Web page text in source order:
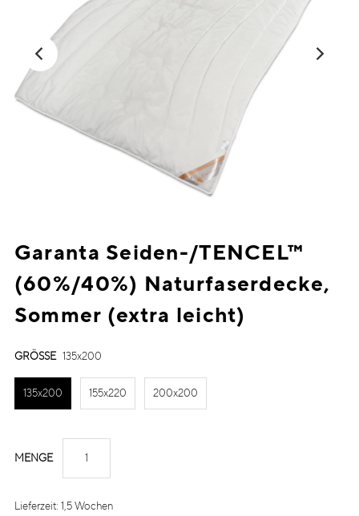
Garanta Seiden-/TENCEL™
(60%/40%) Naturfaserdecke,
Sommer (extra leicht)
GRÖSSE 135x200
135x200 155x220 200x200
MENGE
Lieferzeit: 1,5 Wochen